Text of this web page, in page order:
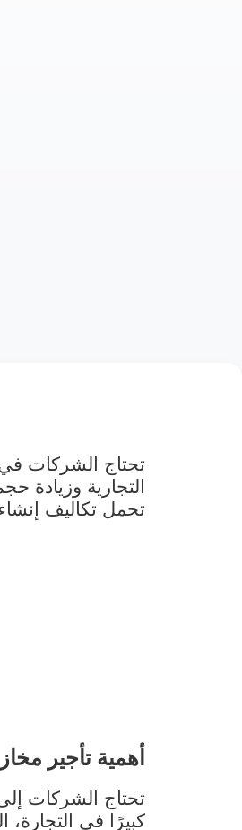
تحتاج الشركات
التجارية وزيادة
تحمل تكاليف
أهمية تأجير
تحتاج الشركات
كبيرًا في التجارة،